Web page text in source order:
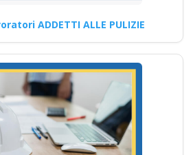
Formatore per la
sono i requisiti…
Continua
ADDETTI ALLE PULIZIE